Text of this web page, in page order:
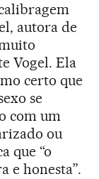
autora de
Vogel. Ela
certo que
se
com um
ou
que “o
e honesta”.